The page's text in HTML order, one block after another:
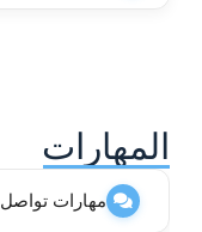
المهارات
مهارات تواصل